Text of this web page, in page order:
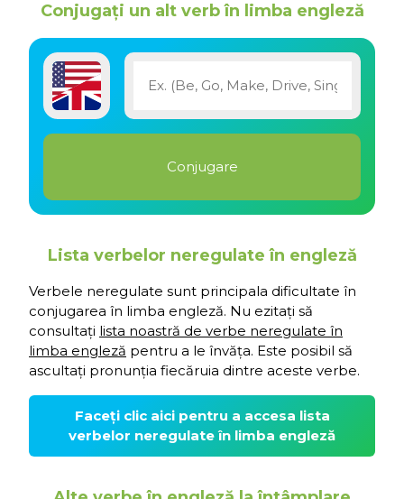
Conjugați un alt verb în limba engleză
Lista verbelor neregulate în engleză
Verbele neregulate sunt principala dificultate în
conjugarea în limba engleză. Nu ezitați să
consultați lista noastră de verbe neregulate în
limba engleză pentru a le învăța. Este posibil să
ascultați pronunția fiecăruia dintre aceste verbe.
Faceți clic aici pentru a accesa lista
verbelor neregulate în limba engleză